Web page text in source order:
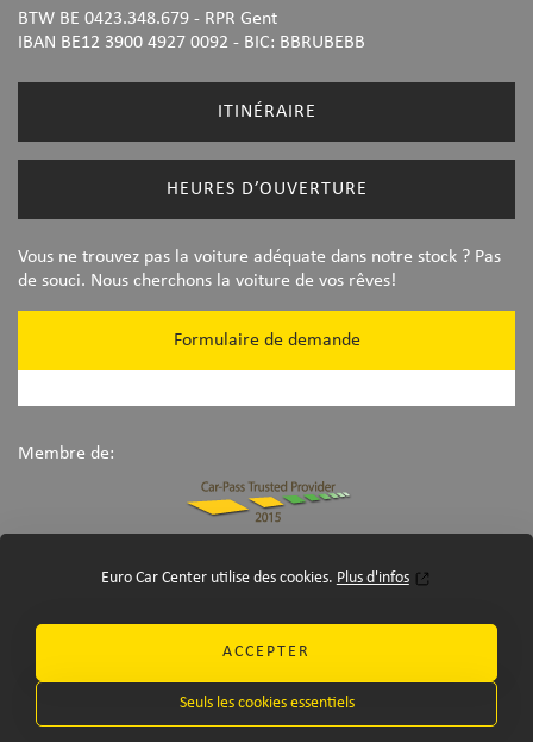
Euro Car Center utilise des cookies. Plus d'infos
ACCEPTER
Seuls les cookies essentiels
BTW BE 0423.348.679 - RPR Gent
IBAN BE12 3900 4927 0092 - BIC: BBRUBEBB
ITINÉRAIRE
HEURES D’OUVERTURE
Vous ne trouvez pas la voiture adéquate dans notre stock ? Pas
de souci. Nous cherchons la voiture de vos rêves!
Formulaire de demande
Membre de:
©Euro Car Center 2026 - disclaimer